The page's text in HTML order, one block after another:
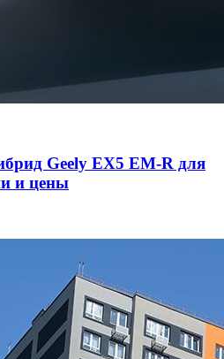
Geely EX5 EM-R для
и цены